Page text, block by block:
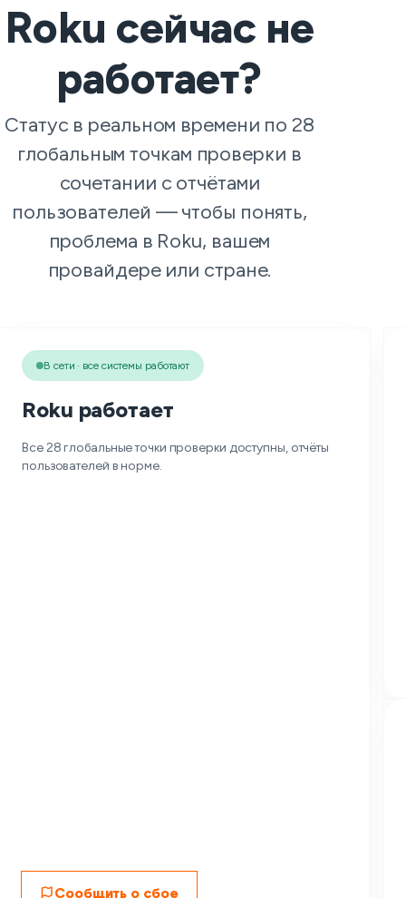
Roku сейчас не
работает?
Статус в реальном времени по 28
глобальным точкам проверки в
сочетании с отчётами
пользователей — чтобы понять,
проблема в Roku, вашем
провайдере или стране.
В сети · все системы работают
Roku работает
Все 28 глобальные точки проверки доступны, отчёты
пользователей в норме.
Сообщить о сбое